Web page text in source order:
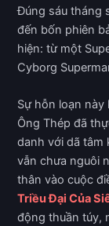
Đúng sáu tháng
đến bốn phiên
hiện: từ một
Cyborg
Sự hỗn loạn này
Ông Thép đã
danh với dã tâm
vẫn chưa nguôi
thân vào cuộc
Triều Đại Của
động thuần túy,